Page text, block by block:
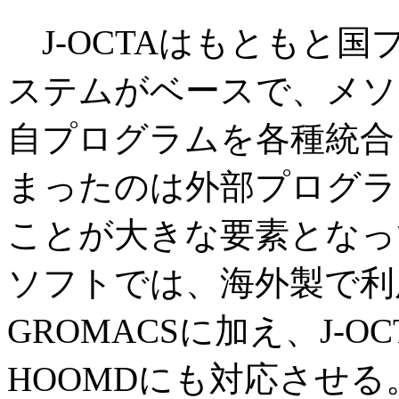
J-OCTAはもともと国
ステムがベースで、メ
自プログラムを各種統
まったのは外部プログ
ことが大きな要素とな
ソフトでは、海外製で
GROMACSに加え、J-
HOOMDにも対応させ